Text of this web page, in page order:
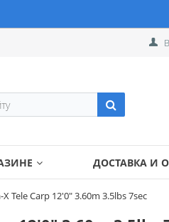
ДОСТАВКА И
Tele Carp 12'0" 3.60m 3.5lbs 7sec